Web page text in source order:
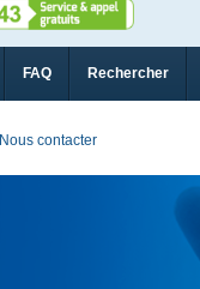
FAQ Rechercher
Nous contacter